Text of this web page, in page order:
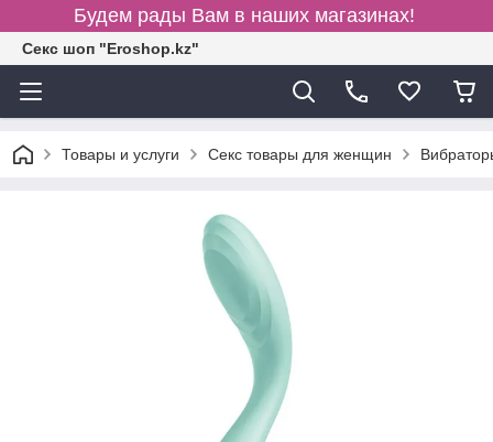
Будем рады Вам в наших магазинах!
Секс шоп "Eroshop.kz"
Товары и услуги Секс товары для женщин